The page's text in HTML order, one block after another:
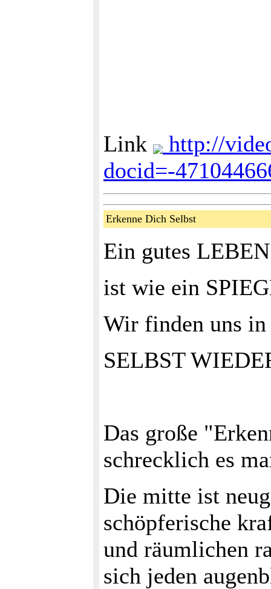
Link
http://
docid=-
Erkenne Dich Selbst
Ein gutes LEBEN
ist wie ein
Wir finden uns
SELBST
Das große
schrecklich es
Die mitte ist
schöpferische
und räumlichen
sich jeden